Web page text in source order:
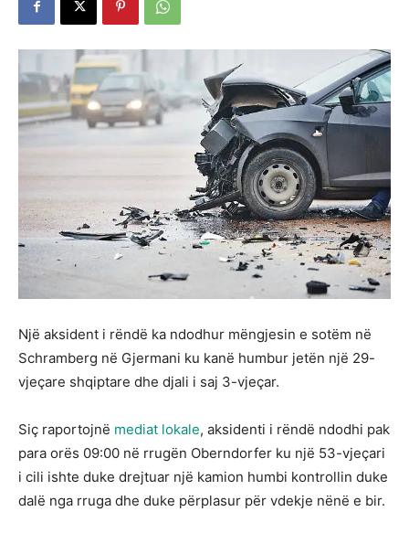
Një aksident i rëndë ka ndodhur mëngjesin e sotëm në
Schramberg në Gjermani ku kanë humbur jetën një 29-
vjeçare shqiptare dhe djali i saj 3-vjeçar.
Siç raportojnë mediat lokale, aksidenti i rëndë ndodhi pak
para orës 09:00 në rrugën Oberndorfer ku një 53-vjeçari
i cili ishte duke drejtuar një kamion humbi kontrollin duke
dalë nga rruga dhe duke përplasur për vdekje nënë e bir.